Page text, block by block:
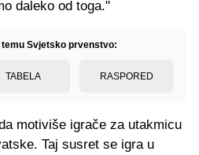
daleko od toga."
Svjetsko prvenstvo:
TABELA RASPORED
motiviše igrače za utakmicu
Taj susret se igra u